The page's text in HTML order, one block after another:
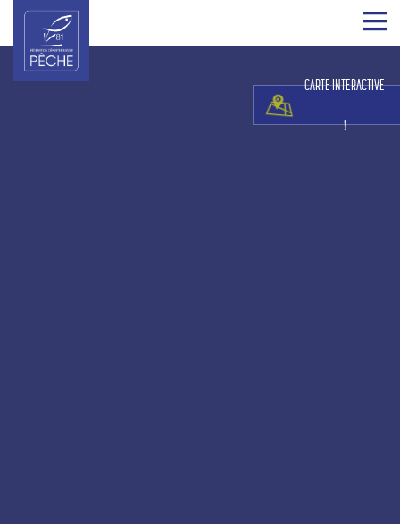
CARTE INTERACTIVE
!